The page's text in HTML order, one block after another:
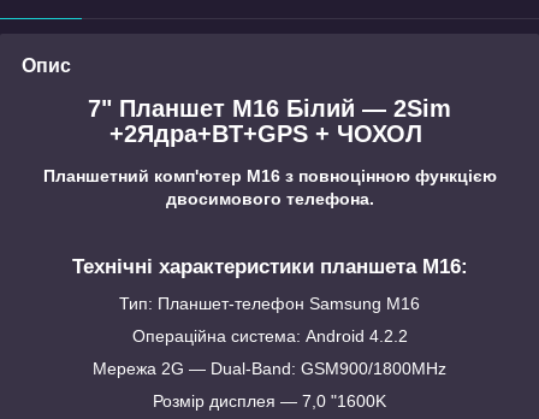
Опис
7" Планшет M16 Білий — 2Sim
+2Ядра+BT+GPS + ЧОХОЛ
Планшетний комп'ютер M16 з повноцінною функцією
двосимового телефона.
Технічні характеристики планшета M16:
Тип: Планшет-телефон Samsung M16
Операційна система: Android 4.2.2
Мережа 2G — Dual-Band: GSM900/1800MHz
Розмір дисплея — 7,0 "1600K